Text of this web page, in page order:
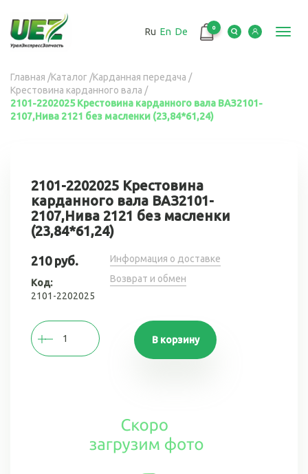
основному
содержанию
Ru En De 0
Вы
здесь
Главная /Каталог /Карданная передача /
Крестовина карданного вала /
2101-2202025 Крестовина карданного вала ВАЗ2101-
2107,Нива 2121 без масленки (23,84*61,24)
2101-2202025 Крестовина
карданного вала ВАЗ2101-
2107,Нива 2121 без масленки
(23,84*61,24)
210 руб.
Код:
2101-2202025
Информация о доставке
Возврат и обмен
В корзину